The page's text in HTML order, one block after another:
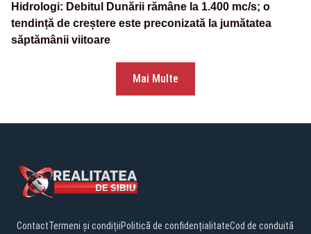
Hidrologi: Debitul Dunării rămâne la 1.400 mc/s; o
tendință de creștere este preconizată la jumătatea
săptămânii viitoare
Mai Multe
ContactTermeni și condițiiPolitică de confidențialitateCod de conduită